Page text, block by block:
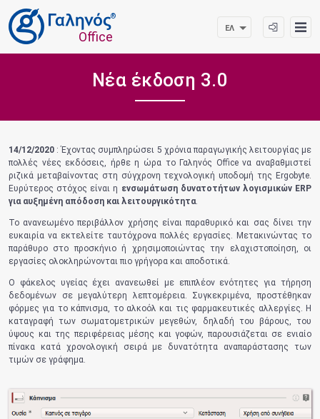
®
Office
ΕΛ
Νέα έκδοση 3.0
14/12/2020 : Έχοντας συμπληρώσει 5 χρόνια παραγωγικής λειτουργίας με
πολλές νέες εκδόσεις, ήρθε η ώρα το Γαληνός Office να αναβαθμιστεί
ριζικά μεταβαίνοντας στη σύγχρονη τεχνολογική υποδομή της Ergobyte.
Ευρύτερος στόχος είναι η ενσωμάτωση δυνατοτήτων λογισμικών ERP
για αυξημένη απόδοση και λειτουργικότητα.
Το ανανεωμένο περιβάλλον χρήσης είναι παραθυρικό και σας δίνει την
ευκαιρία να εκτελείτε ταυτόχρονα πολλές εργασίες. Μετακινώντας το
παράθυρο στο προσκήνιο ή χρησιμοποιώντας την ελαχιστοποίηση, οι
εργασίες ολοκληρώνονται πιο γρήγορα και αποδοτικά.
Ο φάκελος υγείας έχει ανανεωθεί με επιπλέον ενότητες για τήρηση
δεδομένων σε μεγαλύτερη λεπτομέρεια. Συγκεκριμένα, προστέθηκαν
φόρμες για το κάπνισμα, το αλκοόλ και τις φαρμακευτικές αλλεργίες. Η
καταγραφή των σωματομετρικών μεγεθών, δηλαδή του βάρους, του
ύψους και της περιφέρειας μέσης και γοφών, παρουσιάζεται σε ενιαίο
πίνακα κατά χρονολογική σειρά με δυνατότητα αναπαράστασης των
τιμών σε γράφημα.